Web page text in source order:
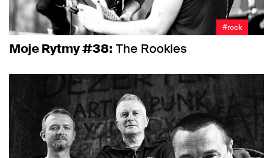
#rock
Moje Rytmy #38: The Rookles